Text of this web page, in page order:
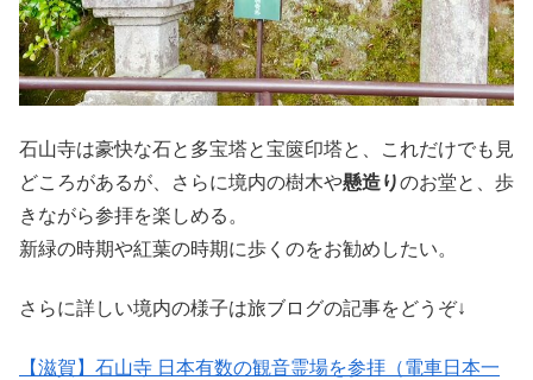
石山寺は豪快な石と多宝塔と宝篋印塔と、これだけでも見
どころがあるが、さらに境内の樹木や懸造りのお堂と、歩
きながら参拝を楽しめる。
新緑の時期や紅葉の時期に歩くのをお勧めしたい。
さらに詳しい境内の様子は旅ブログの記事をどうぞ↓
【滋賀】石山寺 日本有数の観音霊場を参拝（電車日本一